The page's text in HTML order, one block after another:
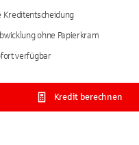
Kreditentscheidung
ohne Papierkram
verfügbar
Kredit berechnen